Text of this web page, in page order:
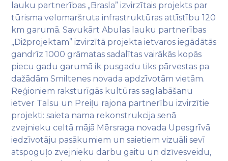
lauku partnerības „Brasla” izvirzītais projekts par
tūrisma velomaršruta infrastruktūras attīstību 120
km garumā. Savukārt Abulas lauku partnerības
„Dižprojektam” izvirzītā projekta ietvaros iegādātās
gandrīz 1000 grāmatas sadalītas vairākās kopās
piecu gadu garumā ik pusgadu tiks pārvestas pa
dažādām Smiltenes novada apdzīvotām vietām.
Reģioniem raksturīgās kultūras saglabāšanu
ietver Talsu un Preiļu rajona partnerību izvirzītie
projekti: saieta nama rekonstrukcija senā
zvejnieku celtā mājā Mērsraga novada Upesgrīvā
iedzīvotāju pasākumiem un saietiem vizuāli sevī
atspoguļo zvejnieku darbu gaitu un dzīvesveidu,